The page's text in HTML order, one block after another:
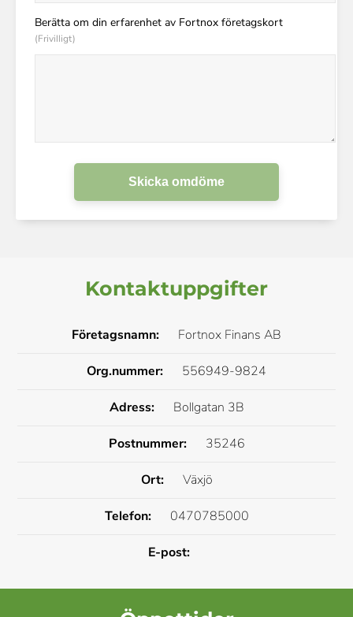
Berätta om din erfarenhet av Fortnox företagskort
(Frivilligt)
Skicka omdöme
Kontaktuppgifter
Företagsnamn: Fortnox Finans AB
Org.nummer: 556949-9824
Adress: Bollgatan 3B
Postnummer: 35246
Ort: Växjö
Telefon: 0470785000
E-post: